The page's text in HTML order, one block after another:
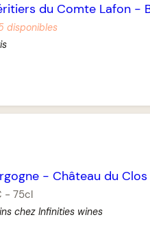
du Comte Lafon-
disponibles
- Château du Clos
- 75cl
chez Infinities wines